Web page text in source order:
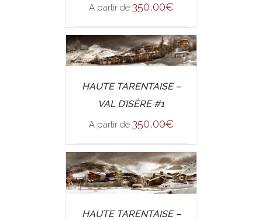
A partir de 350,00€
SELECT OPTIONS /
HAUTE TARENTAISE –
VAL D’ISÈRE #1
A partir de 350,00€
SELECT OPTIONS /
HAUTE TARENTAISE –